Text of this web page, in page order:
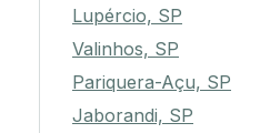
Lupércio, SP
Valinhos, SP
Pariquera-Açu, SP
Jaborandi, SP